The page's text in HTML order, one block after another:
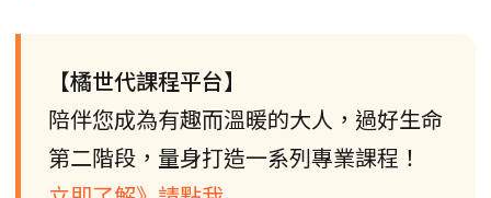
【橘世代課程平台】
陪伴您成為有趣而溫暖的大人，過好生命
第二階段，量身打造一系列專業課程！